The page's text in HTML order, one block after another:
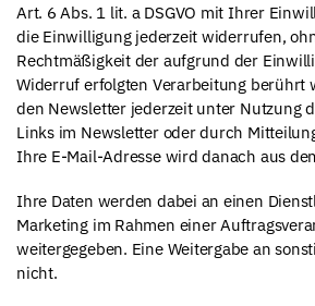
Art. 6 Abs. 1 lit. a DSGVO mit Ihrer
die Einwilligung jederzeit widerrufen,
Rechtmäßigkeit der aufgrund der
Widerruf erfolgten Verarbeitung berührt
den Newsletter jederzeit unter Nutzung
Links im Newsletter oder durch
Ihre E-Mail-Adresse wird danach aus
Ihre Daten werden dabei an einen
Marketing im Rahmen einer
weitergegeben. Eine Weitergabe an
nicht.